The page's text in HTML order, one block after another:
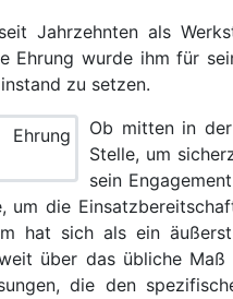
Jahrzehnten als
Ehrung wurde ihm für
zu setzen.
Ob mitten in
Stelle, um
sein
um die
hat sich als ein
über das übliche Maß
die den